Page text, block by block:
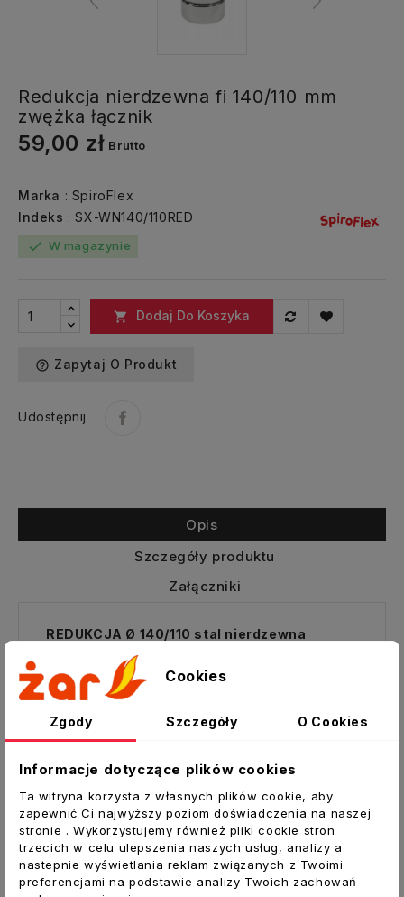
Redukcja nierdzewna fi 140/110 mm
zwężka łącznik
59,00 zł Brutto
Marka : SpiroFlex
Indeks : SX-WN140/110RED
check W magazynie
 Dodaj Do Koszyka
help_outline Zapytaj O Produkt
Udostępnij
Opis
Szczegóły produktu
Załączniki
REDUKCJA Ø 140/110 stal nierdzewna
Służy do zmiany przekroju czopucha
Pierwszy wymiar określa średnicę z
kielichem.
Elementy wkładu kominowego wykonane
są ze stali nierdzewnej o grubości 0,6 mm.
Wszystkie części rurowe łączone są liniowo
technologią spawania plazmowego.
Cookies
Zgody Szczegóły O Cookies
Informacje dotyczące plików cookies
Ta witryna korzysta z własnych plików cookie, aby
zapewnić Ci najwyższy poziom doświadczenia na naszej
stronie . Wykorzystujemy również pliki cookie stron
trzecich w celu ulepszenia naszych usług, analizy a
nastepnie wyświetlania reklam związanych z Twoimi
preferencjami na podstawie analizy Twoich zachowań